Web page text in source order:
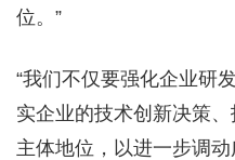
位。”
“我们不仅要强化企业研
实企业的技术创新决策
主体地位，以进一步调